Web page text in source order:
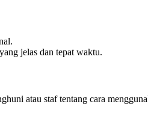
jelas dan tepat waktu.
atau staf tentang cara